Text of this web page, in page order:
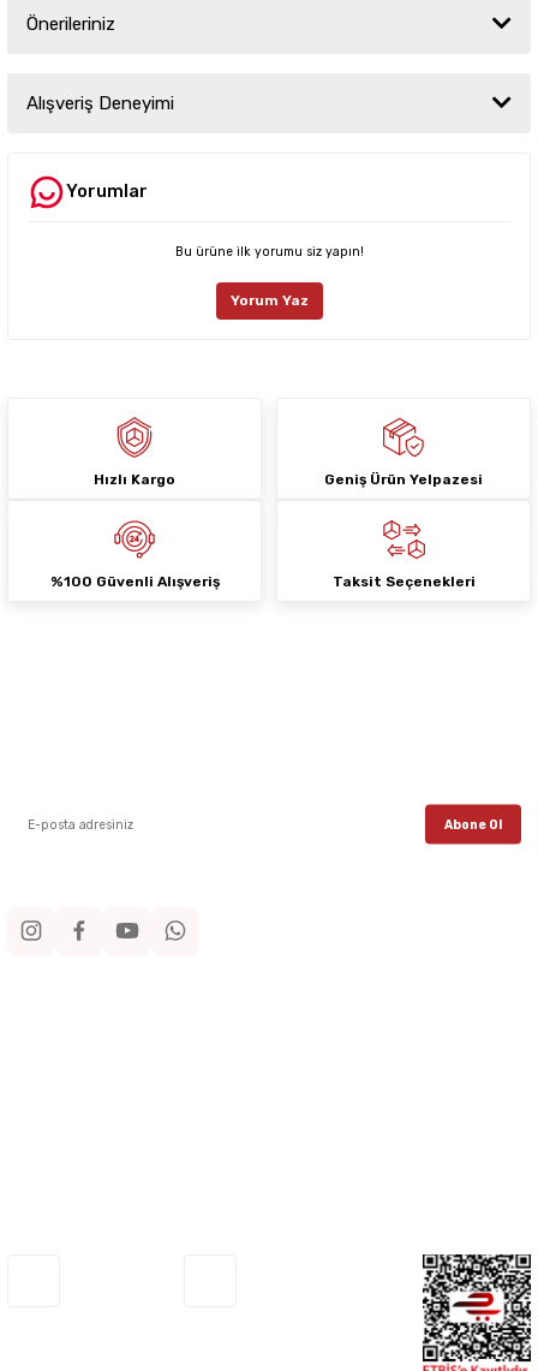
Önerileriniz
yetersiz gördüğünüz noktaları öneri formunu kullanarak tarafımıza
iletebilirsiniz.
Ürün resmi kalitesiz, bozuk veya görüntülenemiyor.
Ürün fiyatı diğer sitelerden daha pahalı.
Alışveriş Deneyimi
Deneyimini Paylaş
Yorumlar
Bu ürüne ilk yorumu siz yapın!
Yorum Yaz
Hızlı Kargo Geniş Ürün Yelpazesi
%100 Güvenli Alışveriş Taksit Seçenekleri
Abone Ol